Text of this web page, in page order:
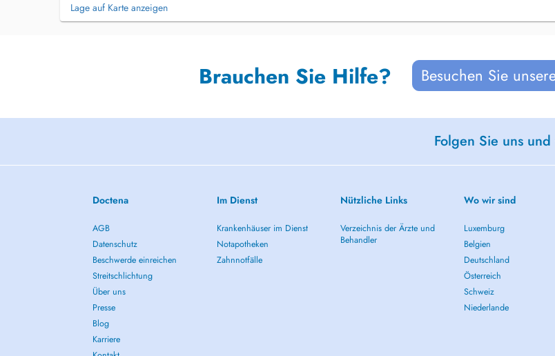
Lage auf Karte anzeigen
Brauchen Sie Hilfe? Besuchen Sie
Folgen Sie uns
Doctena
AGB
Datenschutz
Beschwerde einreichen
Streitschlichtung
Über uns
Presse
Blog
Karriere
Im Dienst
Krankenhäuser im Dienst
Notapotheken
Zahnnotfälle
Nützliche Links
Verzeichnis der Ärzte und
Behandler
Wo wir sind
Luxemburg
Belgien
Deutschland
Österreich
Schweiz
Niederlande